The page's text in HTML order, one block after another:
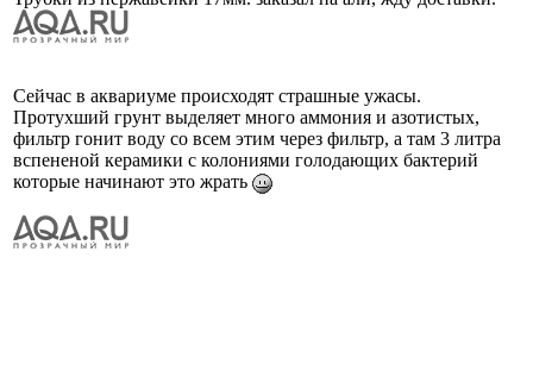
Сейчас в аквариуме происходят страшные ужасы.
Протухший грунт выделяет много аммония и азотистых,
фильтр гонит воду со всем этим через фильтр, а там 3 литра
вспененой керамики с колониями голодающих бактерий
которые начинают это жрать